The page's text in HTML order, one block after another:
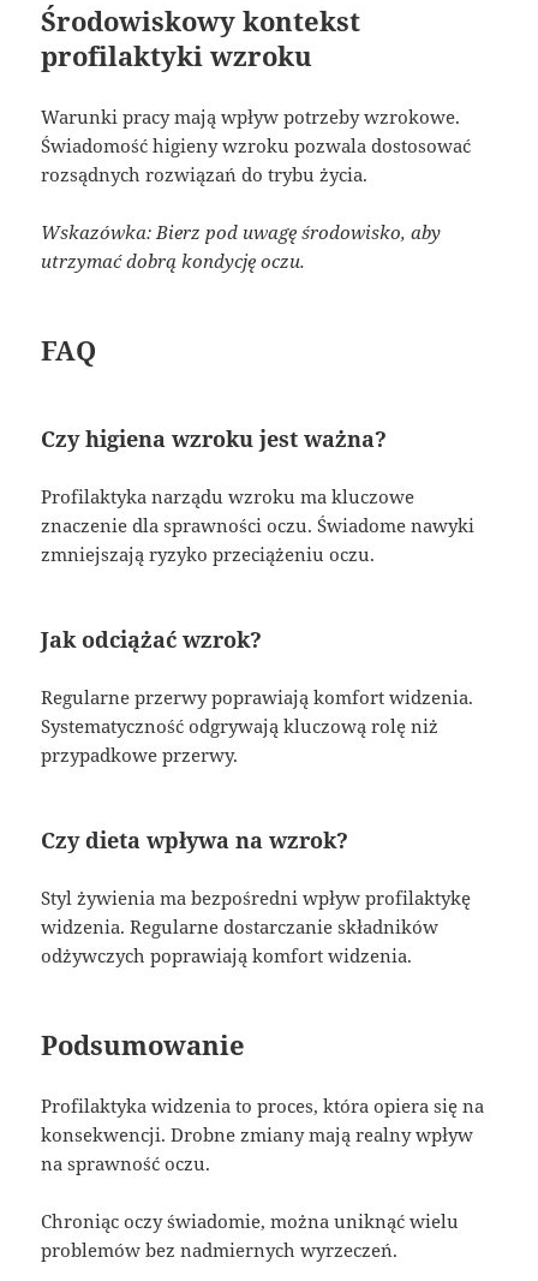
Środowiskowy kontekst
profilaktyki wzroku
Warunki pracy mają wpływ potrzeby wzrokowe.
Świadomość higieny wzroku pozwala dostosować
rozsądnych rozwiązań do trybu życia.
Wskazówka: Bierz pod uwagę środowisko, aby
utrzymać dobrą kondycję oczu.
FAQ
Czy higiena wzroku jest ważna?
Profilaktyka narządu wzroku ma kluczowe
znaczenie dla sprawności oczu. Świadome nawyki
zmniejszają ryzyko przeciążeniu oczu.
Jak odciążać wzrok?
Regularne przerwy poprawiają komfort widzenia.
Systematyczność odgrywają kluczową rolę niż
przypadkowe przerwy.
Czy dieta wpływa na wzrok?
Styl żywienia ma bezpośredni wpływ profilaktykę
widzenia. Regularne dostarczanie składników
odżywczych poprawiają komfort widzenia.
Podsumowanie
Profilaktyka widzenia to proces, która opiera się na
konsekwencji. Drobne zmiany mają realny wpływ
na sprawność oczu.
Chroniąc oczy świadomie, można uniknąć wielu
problemów bez nadmiernych wyrzeczeń.